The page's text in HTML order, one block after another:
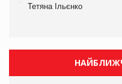
Тетяна Ільєнко